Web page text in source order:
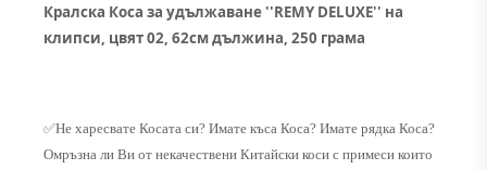
Кралска Коса за удължаване ''REMY DELUXE'' на
клипси, цвят 02, 62см дължина, 250 грама
✅Не харесвате Косата си? Имате къса Коса? Имате рядка Коса?
Омръзна ли Ви от некачествени Китайски коси с примеси които